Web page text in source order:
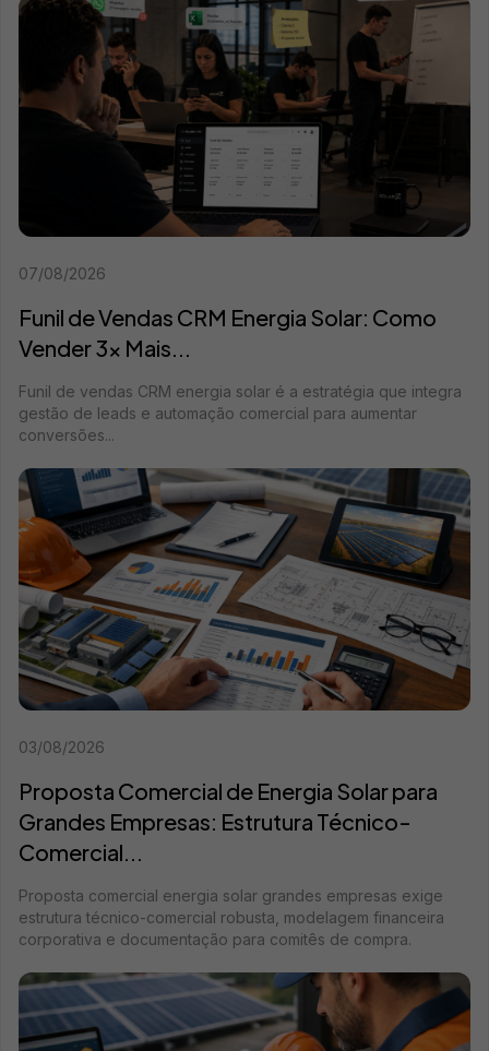
07/08/2026
Funil de Vendas CRM Energia Solar: Como
Vender 3x Mais...
Funil de vendas CRM energia solar é a estratégia que integra
gestão de leads e automação comercial para aumentar
conversões...
03/08/2026
Proposta Comercial de Energia Solar para
Grandes Empresas: Estrutura Técnico-
Comercial...
Proposta comercial energia solar grandes empresas exige
estrutura técnico-comercial robusta, modelagem financeira
corporativa e documentação para comitês de compra.